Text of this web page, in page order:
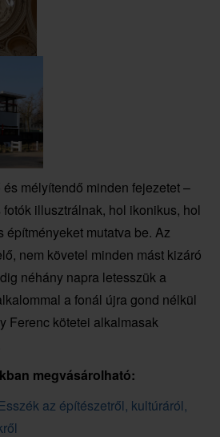
mélyítendő minden fejezetet –
illusztrálnak, hol ikonikus, hol
építményeket mutatva be. Az
nem követel minden mást kizáró
néhány napra letesszük a
a fonál újra gond nélkül
Ferenc kötetei alkalmasak
megvásárolható:
az építészetről, kultúráról,